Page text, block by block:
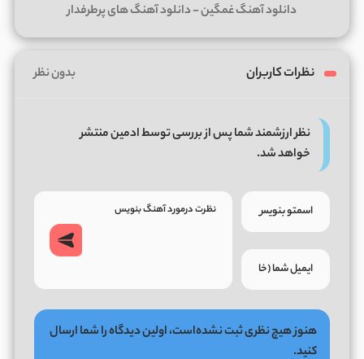
دانلود آهنگ غمگین-دانلود آهنگ های پرطرفدار
نظرات کاربران بدون نظر
نظر ارزشمند شما پس از بررسی توسط ادمین منتشر
خواهد شد.
هنوز هیچ نظری ثبت نشده‌است، اولین دیدگاه را شما ارسال
کنید.